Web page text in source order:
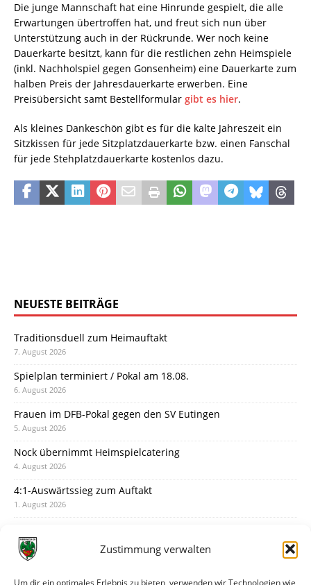
Zustimmung verwalten
Um dir ein optimales Erlebnis zu bieten, verwenden wir Technologien wie
Die junge Mannschaft hat eine Hinrunde gespielt, die alle
Erwartungen übertroffen hat, und freut sich nun über
Unterstützung auch in der Rückrunde. Wer noch keine
Dauerkarte besitzt, kann für die restlichen zehn Heimspiele
(inkl. Nachholspiel gegen Gonsenheim) eine Dauerkarte zum
halben Preis der Jahresdauerkarte erwerben. Eine
Preisübersicht samt Bestellformular gibt es hier.
Als kleines Dankeschön gibt es für die kalte Jahreszeit ein
Sitzkissen für jede Sitzplatzdauerkarte bzw. einen Fanschal
für jede Stehplatzdauerkarte kostenlos dazu.
NEUESTE BEITRÄGE
Traditionsduell zum Heimauftakt
7. August 2026
Spielplan terminiert / Pokal am 18.08.
6. August 2026
Frauen im DFB-Pokal gegen den SV Eutingen
5. August 2026
Nock übernimmt Heimspielcatering
4. August 2026
4:1-Auswärtssieg zum Auftakt
1. August 2026
31. Juli 2026
30. Juli 2026